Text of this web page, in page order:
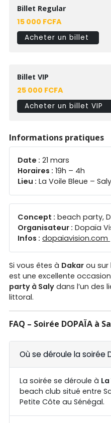
Billet Regular
15 000 FCFA
Acheter un billet
Billet VIP
25 000 FCFA
Acheter un billet VIP
Informations pratiques
Date : 21 mars
Horaires : 19h – 4h
Lieu : La Voile Bleue –
Concept : beach party,
Organisateur : Dopaïa
Infos : dopaiavision.com
Si vous êtes à Dakar ou sur
est une excellente
party à Saly dans l’un des
littoral.
FAQ – Soirée DOPAÏA à
Où se déroule la soirée
La soirée se déroule à
beach club situé entre
Petite Côte au Sénégal.